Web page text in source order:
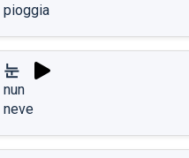
pioggia
눈
nun
neve